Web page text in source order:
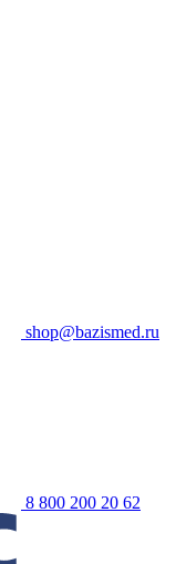
shop@bazismed.ru
8 800 200 20 62